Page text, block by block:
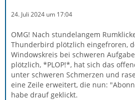
24. Juli 2024 um 17:04
OMG! Nach stundelangem
Thunderbird plötzlich eingefroren,
Windowskreis bei schweren
plötzlich, *PLOP!*, hat sich das
unter schweren Schmerzen und
eine Zeile erweitert, die nun:
habe drauf geklickt.